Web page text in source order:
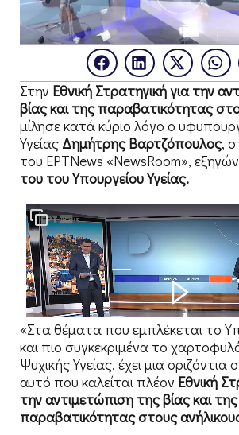
Στην Εθνική Στρατηγική για την
βίας και της παραβατικότητας
μίλησε κατά κύριο λόγο ο
Υγείας Δημήτρης Βαρτζόπουλος,
του ΕΡΤNews «NewsRoοm»,
του του Υπουργείου Υγείας.
«Στα θέματα που εμπλέκεται το
και πιο συγκεκριμένα το
Ψυχικής Υγείας, έχει μια
αυτό που καλείται πλέον Εθνική
την αντιμετώπιση της βίας και της
παραβατικότητας στους